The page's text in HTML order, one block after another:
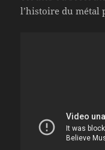
l’histoire du métal